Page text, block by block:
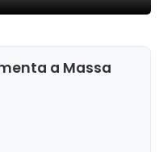
a Massa